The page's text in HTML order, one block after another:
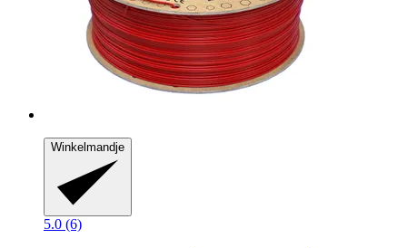
Winkelmandje
5.0 (6)